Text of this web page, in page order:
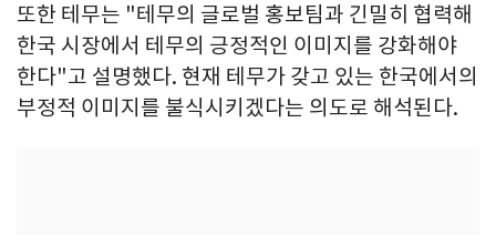
또한 테무는 "테무의 글로벌 홍보팀과 긴밀히 협력해
한국 시장에서 테무의 긍정적인 이미지를 강화해야
한다"고 설명했다. 현재 테무가 갖고 있는 한국에서의
부정적 이미지를 불식시키겠다는 의도로 해석된다.